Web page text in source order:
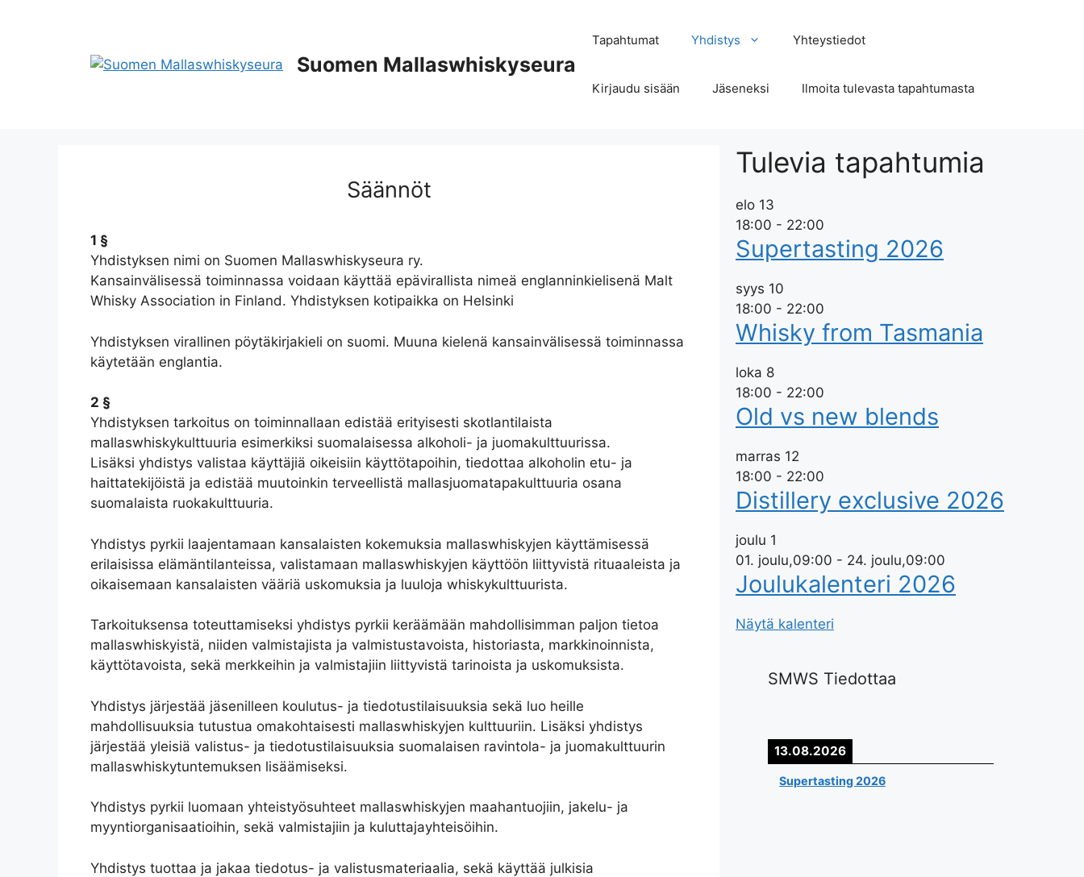
Suomen Mallaswhiskyseura
Tapahtumat Yhdistys Yhteystiedot
Kirjaudu sisään Jäseneksi Ilmoita tulevasta tapahtumasta
Säännöt
1 §
Yhdistyksen nimi on Suomen Mallaswhiskyseura ry.
Kansainvälisessä toiminnassa voidaan käyttää epävirallista nimeä englanninkielisenä Malt
Whisky Association in Finland. Yhdistyksen kotipaikka on Helsinki
Yhdistyksen virallinen pöytäkirjakieli on suomi. Muuna kielenä kansainvälisessä toiminnassa
käytetään englantia.
2 §
Yhdistyksen tarkoitus on toiminnallaan edistää erityisesti skotlantilaista
mallaswhiskykulttuuria esimerkiksi suomalaisessa alkoholi- ja juomakulttuurissa.
Lisäksi yhdistys valistaa käyttäjiä oikeisiin käyttötapoihin, tiedottaa alkoholin etu- ja
haittatekijöistä ja edistää muutoinkin terveellistä mallasjuomatapakulttuuria osana
suomalaista ruokakulttuuria.
Yhdistys pyrkii laajentamaan kansalaisten kokemuksia mallaswhiskyjen käyttämisessä
erilaisissa elämäntilanteissa, valistamaan mallaswhiskyjen käyttöön liittyvistä rituaaleista ja
oikaisemaan kansalaisten vääriä uskomuksia ja luuloja whiskykulttuurista.
Tarkoituksensa toteuttamiseksi yhdistys pyrkii keräämään mahdollisimman paljon tietoa
mallaswhiskyistä, niiden valmistajista ja valmistustavoista, historiasta, markkinoinnista,
käyttötavoista, sekä merkkeihin ja valmistajiin liittyvistä tarinoista ja uskomuksista.
Yhdistys järjestää jäsenilleen koulutus- ja tiedotustilaisuuksia sekä luo heille
mahdollisuuksia tutustua omakohtaisesti mallaswhiskyjen kulttuuriin. Lisäksi yhdistys
järjestää yleisiä valistus- ja tiedotustilaisuuksia suomalaisen ravintola- ja juomakulttuurin
mallaswhiskytuntemuksen lisäämiseksi.
Yhdistys pyrkii luomaan yhteistyösuhteet mallaswhiskyjen maahantuojiin, jakelu- ja
myyntiorganisaatioihin, sekä valmistajiin ja kuluttajayhteisöihin.
Yhdistys tuottaa ja jakaa tiedotus- ja valistusmateriaalia, sekä käyttää julkisia
Tulevia tapahtumia
elo 13
18:00 - 22:00
Supertasting 2026
syys 10
18:00 - 22:00
Whisky from Tasmania
loka 8
18:00 - 22:00
Old vs new blends
marras 12
18:00 - 22:00
Distillery exclusive 2026
joulu 1
01. joulu,09:00 - 24. joulu,09:00
Joulukalenteri 2026
Näytä kalenteri
SMWS Tiedottaa
13.08.2026
Supertasting 2026